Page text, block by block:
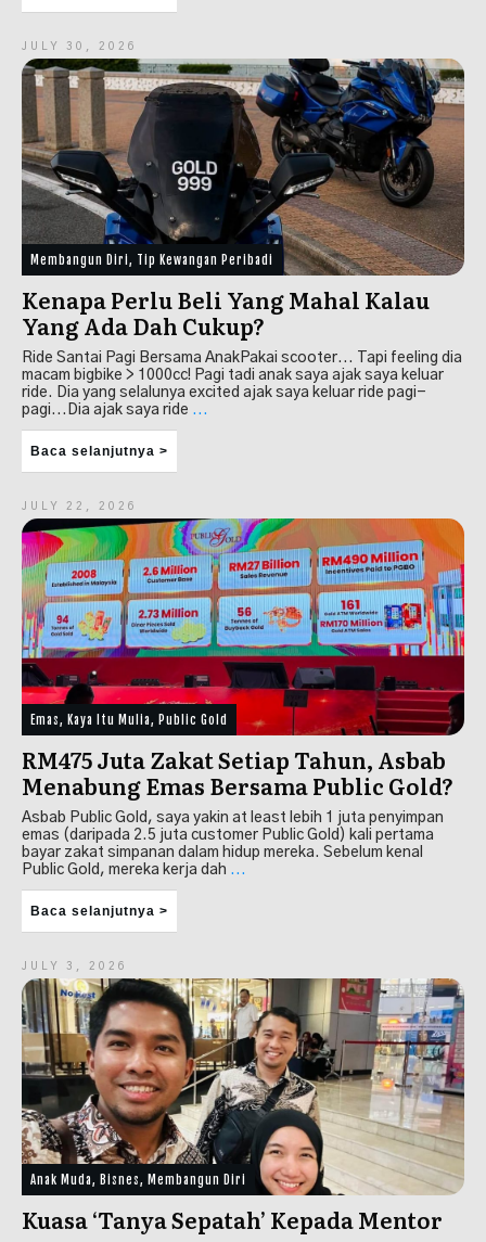
JULY 30, 2026
Membangun Diri, Tip Kewangan Peribadi
Kenapa Perlu Beli Yang Mahal Kalau
Yang Ada Dah Cukup?
Ride Santai Pagi Bersama AnakPakai scooter... Tapi feeling dia
macam bigbike > 1000cc! Pagi tadi anak saya ajak saya keluar
ride. Dia yang selalunya excited ajak saya keluar ride pagi-
pagi...Dia ajak saya ride ...
Baca selanjutnya >
JULY 22, 2026
Emas, Kaya Itu Mulia, Public Gold
RM475 Juta Zakat Setiap Tahun, Asbab
Menabung Emas Bersama Public Gold?
Asbab Public Gold, saya yakin at least lebih 1 juta penyimpan
emas (daripada 2.5 juta customer Public Gold) kali pertama
bayar zakat simpanan dalam hidup mereka. Sebelum kenal
Public Gold, mereka kerja dah ...
Baca selanjutnya >
JULY 3, 2026
Anak Muda, Bisnes, Membangun Diri
Kuasa ‘Tanya Sepatah’ Kepada Mentor